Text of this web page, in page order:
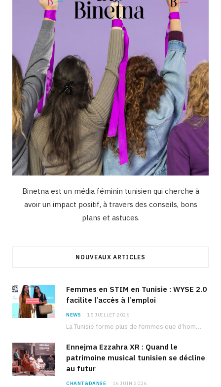
e
I
Binetna est un média féminin tunisien qui cherche à
avoir un impact positif, à travers des conseils, bons
plans et astuces.
NOUVEAUX ARTICLES
Femmes en STIM en Tunisie : WYSE 2.0
facilite l’accès à l’emploi
NEWS 15 JUILLET 2026
La Tunisie forme plus de femmes que d’hommes dans les filières scientifiques. Pourtant, pour beaucoup…
Ennejma Ezzahra XR : Quand le
patrimoine musical tunisien se décline
au futur
CHANT&DANSE 16 JUIN 2026